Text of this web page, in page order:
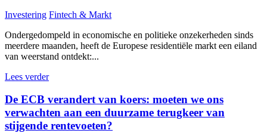
Investering Fintech & Markt
Ondergedompeld in economische en politieke onzekerheden sinds
meerdere maanden, heeft de Europese residentiële markt een eiland
van weerstand ontdekt:...
Lees verder
De ECB verandert van koers: moeten we ons
verwachten aan een duurzame terugkeer van
stijgende rentevoeten?